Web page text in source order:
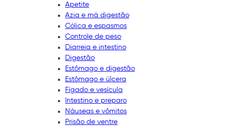
Apetite
Azia e má digestão
Cólica e espasmos
Controle de peso
Diarreia e intestino
Digestão
Estômago e digestão
Estômago e úlcera
Fígado e vesícula
Intestino e preparo
Náuseas e vômitos
Prisão de ventre